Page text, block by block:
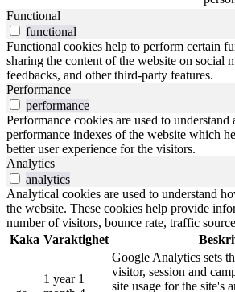
Functional
functional
Functional cookies help to perform certain
sharing the content of the website on social
feedbacks, and other third-party features.
Performance
performance
Performance cookies are used to understand
performance indexes of the website which
better user experience for the visitors.
Analytics
analytics
Analytical cookies are used to understand
the website. These cookies help provide
number of visitors, bounce rate, traffic
Kaka Varaktighet
1 year 1
Google Analytics sets
visitor, session and
site usage for the site's